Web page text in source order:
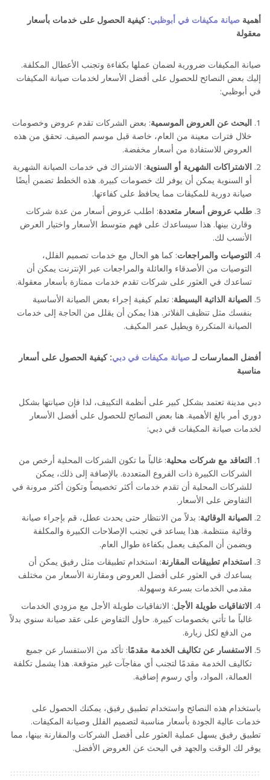
نصائح للحصول على أسعار جيدة لخدمات تصميم الفلل وصيانة المكيفات
أهمية صيانة مكيفات في أبوظبي: كيفية الحصول على خدمات بأسعار
معقولة
صيانة المكيفات ضرورية لضمان عملها بكفاءة وتجنب الأعطال المكلفة.
إليك بعض النصائح للحصول على أفضل الأسعار لخدمات صيانة المكيفات
في أبوظبي:
البحث عن العروض الموسمية: بعض الشركات تقدم عروض وخصومات
خلال فترات معينة من العام، خاصة قبل موسم الصيف. تحقق من هذه
العروض للاستفادة من أسعار مخفضة.
الاشتراكات الشهرية أو السنوية: الاشتراك في خدمات الصيانة الشهرية
أو السنوية يمكن أن يوفر لك خصومات كبيرة. هذه الخطط تضمن أيضًا
صيانة دورية للمكيفات مما يحافظ على كفاءتها.
طلب عروض أسعار متعددة: اطلب عروض أسعار من عدة شركات
وقارن بينها. هذا سيساعدك على فهم متوسط الأسعار واختيار العرض
الأنسب لك.
التوصيات والمراجعات: كما هو الحال مع خدمات تصميم الفلل،
التوصيات من الأصدقاء والعائلة والمراجعات عبر الإنترنت يمكن أن
تساعدك في العثور على شركات تقدم خدمات ممتازة بأسعار معقولة.
الصيانة الذاتية البسيطة: تعلم كيفية إجراء بعض الصيانة الأساسية
بنفسك مثل تنظيف الفلاتر. هذا يمكن أن يقلل من الحاجة إلى خدمات
الصيانة المتكررة ويطيل عمر المكيف.
أفضل الممارسات لـصيانة مكيفات في دبي: كيفية الحصول على أسعار
مناسبة
دبي مدينة تعتمد بشكل كبير على أنظمة التكييف، لذا فإن صيانتها بشكل
دوري أمر بالغ الأهمية. هنا بعض النصائح للحصول على أفضل الأسعار
لخدمات صيانة المكيفات في دبي:
التعاقد مع شركات محلية: غالباً ما تكون الشركات المحلية أرخص من
الشركات الكبيرة ذات الفروع المتعددة. بالإضافة إلى ذلك، يمكن
للشركات المحلية أن تقدم خدمات أكثر تخصيصاً وتكون أكثر مرونة في
التفاوض على الأسعار.
الصيانة الوقائية: بدلاً من الانتظار حتى يحدث عطل، قم بإجراء صيانة
وقائية منتظمة. هذا يساعد في تجنب الإصلاحات الكبيرة والمكلفة
ويضمن أن المكيف يعمل بكفاءة طوال العام.
استخدام تطبيقات المقارنة: استخدام تطبيقات مثل رفيق يمكن أن
يساعدك في العثور على أفضل العروض ومقارنة الأسعار من مختلف
مقدمي الخدمات بسرعة وسهولة.
الاتفاقيات طويلة الأجل: الاتفاقيات طويلة الأجل مع مزودي الخدمات
غالباً ما تأتي بخصومات كبيرة. حاول التفاوض على عقد صيانة سنوي بدلاً
من الدفع لكل زيارة.
الاستفسار عن تكاليف الخدمة مقدمًا: تأكد من الاستفسار عن جميع
تكاليف الخدمة مقدمًا لتجنب أي مفاجآت غير متوقعة. هذا يشمل تكلفة
العمالة، المواد، وأي رسوم إضافية.
باستخدام هذه النصائح واستخدام تطبيق رفيق، يمكنك الحصول على
خدمات عالية الجودة بأسعار مناسبة لتصميم الفلل وصيانة المكيفات.
تطبيق رفيق يسهل عملية العثور على أفضل الشركات والمقارنة بينها، مما
يوفر لك الوقت والجهد في البحث عن العروض الأفضل.